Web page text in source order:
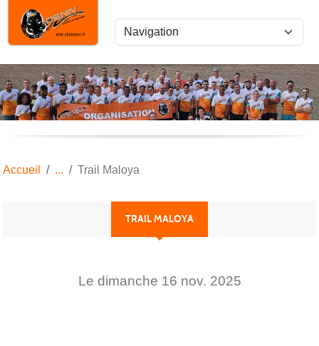
Accueil Trail Maloya
TRAIL MALOYA
Le dimanche 16 nov. 2025
Panneau de gestion des cookies